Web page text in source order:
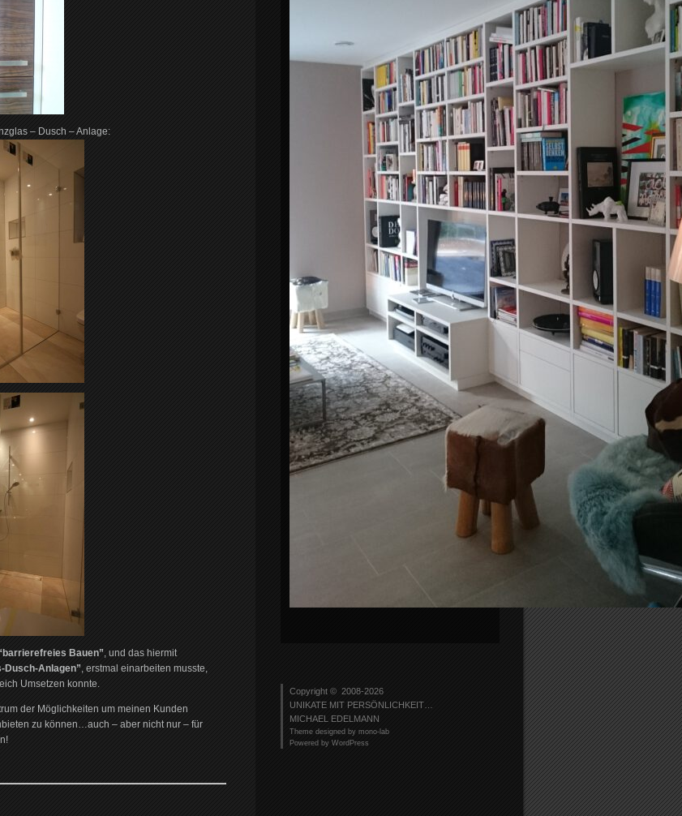
– Dusch – Anlage:
Bauen”, und das hiermit
Dusch-Anlagen”, erstmal einarbeiten musste,
Umsetzen konnte.
der Möglichkeiten um meinen Kunden
zu können…auch – aber nicht nur – für
Copyright © 2008-2026
UNIKATE MIT PERSÖNLICHKEIT…
MICHAEL EDELMANN
Theme designed by mono-lab
Powered by WordPress